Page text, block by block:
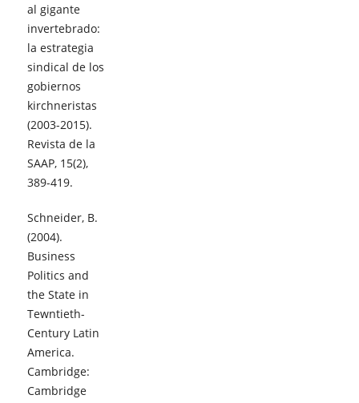
al gigante
invertebrado:
la estrategia
sindical de los
gobiernos
kirchneristas
(2003-2015).
Revista de la
SAAP, 15(2),
389-419.
Schneider, B.
(2004).
Business
Politics and
the State in
Tewntieth-
Century Latin
America.
Cambridge:
Cambridge